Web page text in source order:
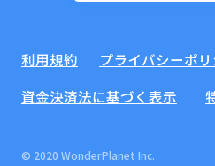
利用規約 プライバシーポリ
資金決済法に基づく表示
© 2020 WonderPlanet Inc.